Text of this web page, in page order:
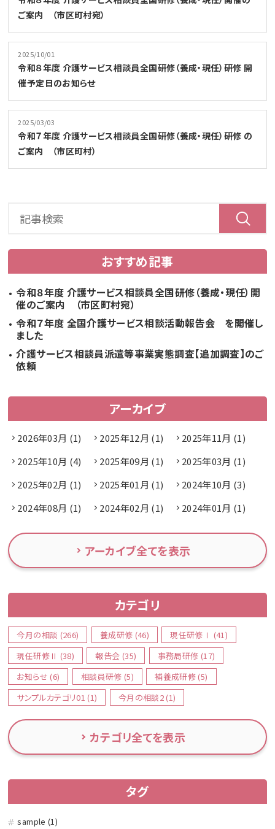
ご案内 （市区町村宛）
2025/10/01
令和８年度 介護サービス相談員全国研修（養成・現任）研修 開
催予定日のお知らせ
2025/03/03
令和７年度 介護サービス相談員全国研修（養成・現任）研修 の
ご案内 （市区町村）
おすすめ記事
令和８年度 介護サービス相談員全国研修（養成・現任）開
催のご案内 （市区町村宛）
令和７年度 全国介護サービス相談活動報告会 を開催し
ました
介護サービス相談員派遣等事業実態調査【追加調査】のご
依頼
アーカイブ
2026年03月 (1) 2025年12月 (1)
2025年11月 (1)
2025年10月 (4)
2025年09月 (1)
2025年03月 (1)
2025年02月 (1)
2025年01月 (1)
2024年10月 (3)
2024年08月 (1)
2024年02月 (1) 2024年01月 (1)
アーカイブ全てを表示
カテゴリ
今月の相談 (266) 養成研修 (46)
現任研修Ⅰ (41)
現任研修Ⅱ (38)
報告会 (35)
事務局研修 (17)
お知らせ (6)
相談員研修 (5)
補養成研修 (5)
サンプルカテゴリ01 (1)
今月の相談2 (1)
カテゴリ全てを表示
タグ
sample (1)